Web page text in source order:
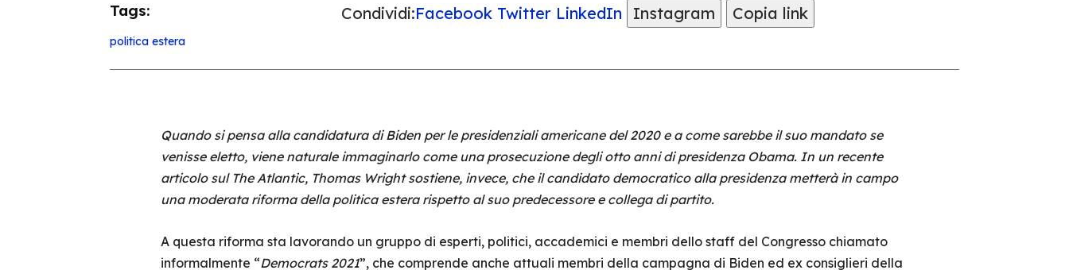
Tags:
politica estera
Condividi:Facebook Twitter LinkedIn Instagram Copia link
Quando si pensa alla candidatura di Biden per le presidenziali americane del 2020 e a come sarebbe il suo mandato se
venisse eletto, viene naturale immaginarlo come una prosecuzione degli otto anni di presidenza Obama. In un recente
articolo sul The Atlantic, Thomas Wright sostiene, invece, che il candidato democratico alla presidenza metterà in campo
una moderata riforma della politica estera rispetto al suo predecessore e collega di partito.
A questa riforma sta lavorando un gruppo di esperti, politici, accademici e membri dello staff del Congresso chiamato
informalmente “Democrats 2021”, che comprende anche attuali membri della campagna di Biden ed ex consiglieri della